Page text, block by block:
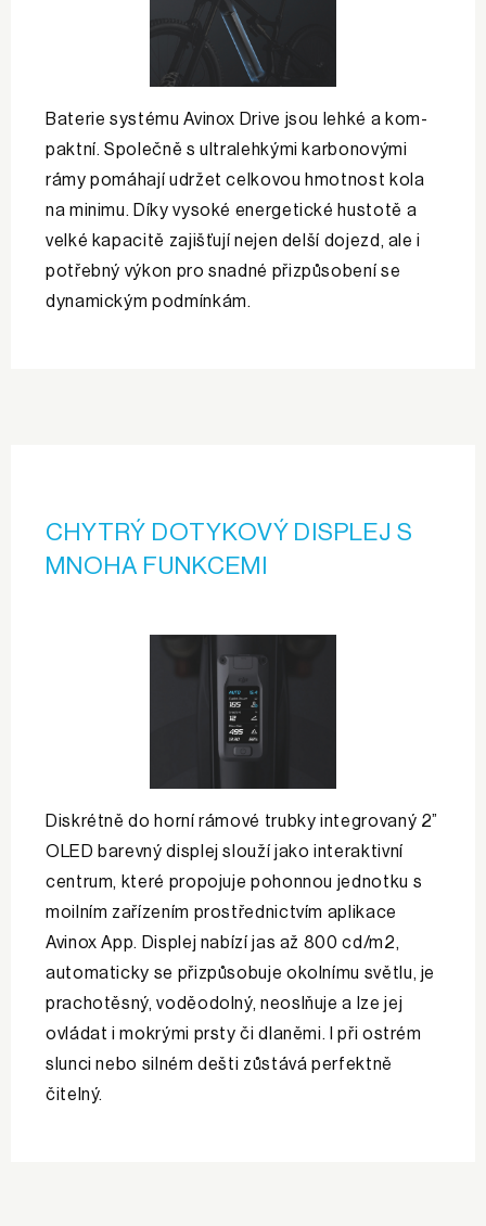
Baterie systému Avinox Drive jsou lehké a kom­
paktní. Společně s ultralehkými karbonovými
rámy pomáhají udržet celkovou hmotnost kola
na minimu. Díky vysoké energetické hustotě a
velké kapacitě zajišťují nejen delší dojezd, ale i
potřebný výkon pro snadné přizpůsobení se
dynamickým podmínkám.
CHYTRÝ DOTYKOVÝ DISPLEJ S
MNOHA FUNKCEMI
Diskrétně do horní rámové trubky integrovaný 2”
OLED barevný displej slouží jako interaktivní
centrum, které propojuje pohonnou jednotku s
mo­ilním zařízením prostřednictvím aplikace
Avinox App. Displej nabízí jas až 800 cd/m2,
automaticky se přizpůsobuje okolnímu světlu, je
prachotěsný, voděodolný, neoslňuje a lze jej
ovládat i mokrými prsty či dlaněmi. I při ostrém
slunci nebo silném dešti zůstává perfektně
čitelný.